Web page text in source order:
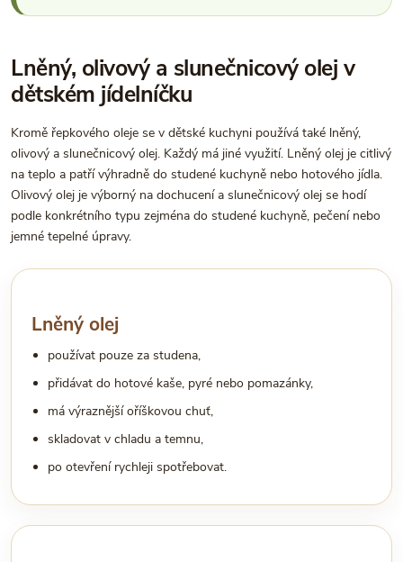
Lněný, olivový a slunečnicový olej v
dětském jídelníčku
Kromě řepkového oleje se v dětské kuchyni používá také lněný,
olivový a slunečnicový olej. Každý má jiné využití. Lněný olej je citlivý
na teplo a patří výhradně do studené kuchyně nebo hotového jídla.
Olivový olej je výborný na dochucení a slunečnicový olej se hodí
podle konkrétního typu zejména do studené kuchyně, pečení nebo
jemné tepelné úpravy.
Lněný olej
používat pouze za studena,
přidávat do hotové kaše, pyré nebo pomazánky,
má výraznější oříškovou chuť,
skladovat v chladu a temnu,
po otevření rychleji spotřebovat.